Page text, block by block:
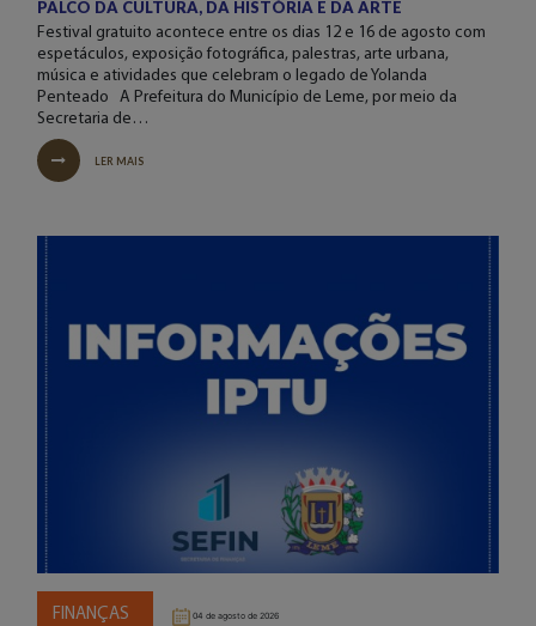
PALCO DA CULTURA, DA HISTÓRIA E DA ARTE
Festival gratuito acontece entre os dias 12 e 16 de agosto com
espetáculos, exposição fotográfica, palestras, arte urbana,
música e atividades que celebram o legado de Yolanda
Penteado A Prefeitura do Município de Leme, por meio da
Secretaria de…
LER MAIS
FINANÇAS 04 de agosto de 2026